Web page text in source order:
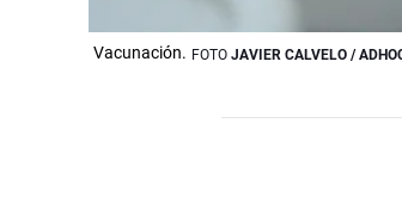
Vacunación. FOTO JAVIER CALVELO /